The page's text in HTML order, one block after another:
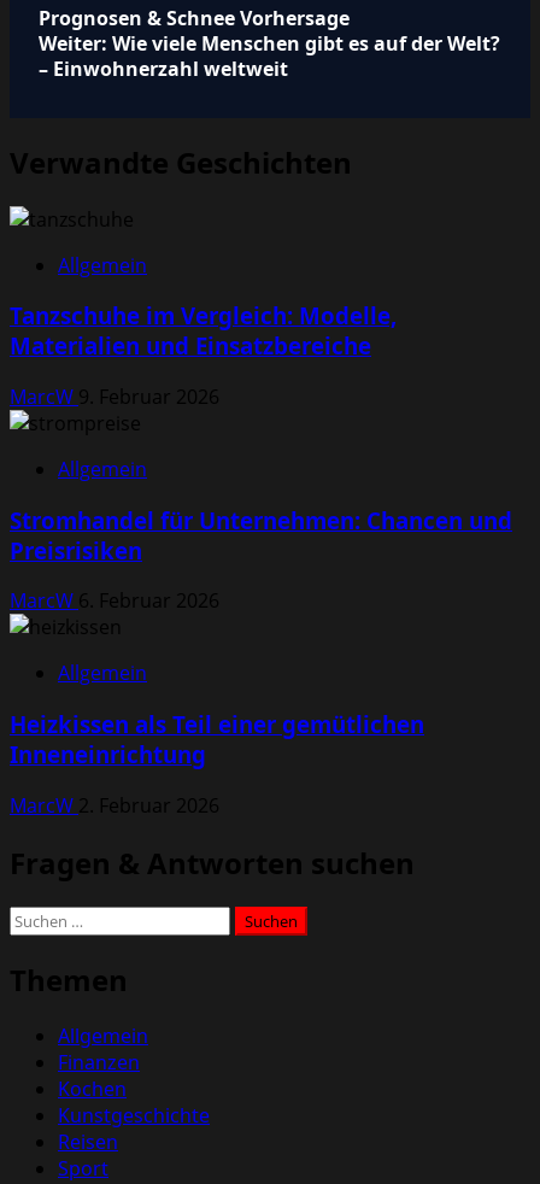
Prognosen & Schnee Vorhersage
Weiter: Wie viele Menschen gibt es auf der Welt?
– Einwohnerzahl weltweit
Verwandte Geschichten
Allgemein
Tanzschuhe im Vergleich: Modelle,
Materialien und Einsatzbereiche
MarcW 9. Februar 2026
Allgemein
Stromhandel für Unternehmen: Chancen und
Preisrisiken
MarcW 6. Februar 2026
Allgemein
Heizkissen als Teil einer gemütlichen
Inneneinrichtung
MarcW 2. Februar 2026
Fragen & Antworten suchen
Suchen
nach:
Themen
Allgemein
Finanzen
Kochen
Kunstgeschichte
Reisen
Sport